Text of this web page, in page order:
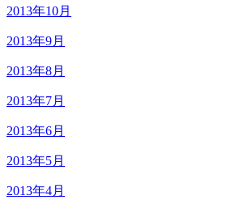
2013年10月
2013年9月
2013年8月
2013年7月
2013年6月
2013年5月
2013年4月